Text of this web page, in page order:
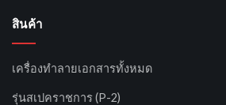
สินค้า
เครื่องทำลายเอกสารทั้งหมด
รุ่นสเปคราชการ (P-2)